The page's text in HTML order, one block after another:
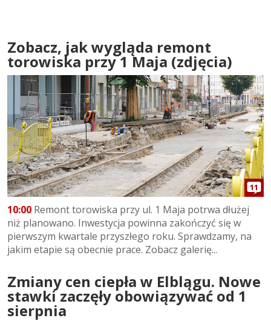
Zobacz, jak wygląda remont
torowiska przy 1 Maja (zdjęcia)
11
10:00 Remont torowiska przy ul. 1 Maja potrwa dłużej
niż planowano. Inwestycja powinna zakończyć się w
pierwszym kwartale przyszłego roku. Sprawdzamy, na
jakim etapie są obecnie prace. Zobacz galerię...
Zmiany cen ciepła w Elblągu. Nowe
stawki zaczęły obowiązywać od 1
sierpnia